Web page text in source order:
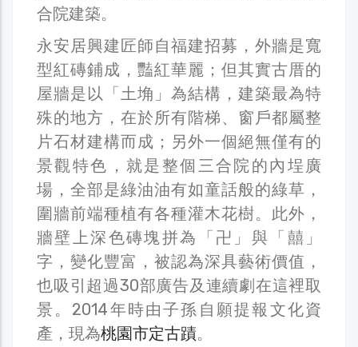
合院建築。
永安居興建匠師自福建招募，外牆是寬
型紅磚鋪成，豔紅華麗；但其實古厝的
屋牆是以「土埆」為結構，建築最為特
殊的地方，在於所有階梯、窗戶都屬整
片石材建構而成；另外一個絕無僅有的
景觀特色，就是整個三合院的內埕廣
場，全部是綠油油有如童話般的綠草，
圍牆前端種植有各種灌木花樹。此外，
牆壁上深色磚塊拼為「卍」與「囍」
字，變化豐富，被認為深具藝術價值，
也吸引超過30部廣告及連續劇在這裡取
景。2014年時由子孫自願提報文化資
產，現為桃園市定古蹟。